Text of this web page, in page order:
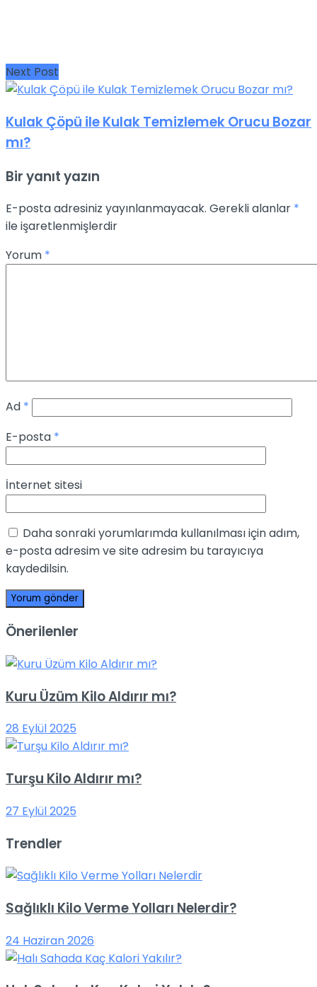
Next Post
Kulak Çöpü ile Kulak Temizlemek Orucu Bozar
mı?
Bir yanıt yazın
E-posta adresiniz yayınlanmayacak. Gerekli alanlar *
ile işaretlenmişlerdir
Yorum *
Ad *
E-posta *
İnternet sitesi
Daha sonraki yorumlarımda kullanılması için adım,
e-posta adresim ve site adresim bu tarayıcıya
kaydedilsin.
Önerilenler
Kuru Üzüm Kilo Aldırır mı?
28 Eylül 2025
Turşu Kilo Aldırır mı?
27 Eylül 2025
Trendler
Sağlıklı Kilo Verme Yolları Nelerdir?
24 Haziran 2026